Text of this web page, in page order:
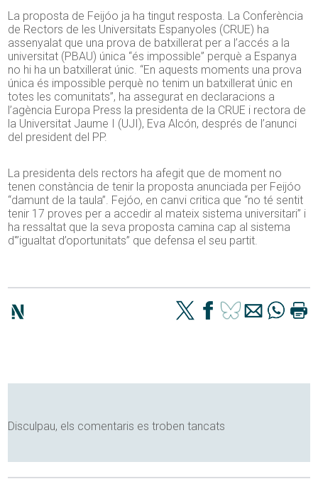
La proposta de Feijóo ja ha tingut resposta. La Conferència
de Rectors de les Universitats Espanyoles (CRUE) ha
assenyalat que una prova de batxillerat per a l’accés a la
universitat (PBAU) única “és impossible” perquè a Espanya
no hi ha un batxillerat únic. “En aquests moments una prova
única és impossible perquè no tenim un batxillerat únic en
totes les comunitats”, ha assegurat en declaracions a
l’agència Europa Press la presidenta de la CRUE i rectora de
la Universitat Jaume I (UJI), Eva Alcón, després de l’anunci
del president del PP.
La presidenta dels rectors ha afegit que de moment no
tenen constància de tenir la proposta anunciada per Feijóo
“damunt de la taula”. Fejóo, en canvi critica que “no té sentit
tenir 17 proves per a accedir al mateix sistema universitari” i
ha ressaltat que la seva proposta camina cap al sistema
d'”igualtat d’oportunitats” que defensa el seu partit.
Disculpau, els comentaris es troben tancats